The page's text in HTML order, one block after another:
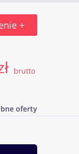
+
brutto
oferty